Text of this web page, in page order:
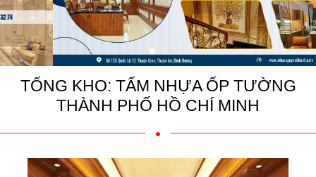
TỔNG KHO: TẤM NHỰA ỐP TƯỜNG
THÀNH PHỐ HỒ CHÍ MINH